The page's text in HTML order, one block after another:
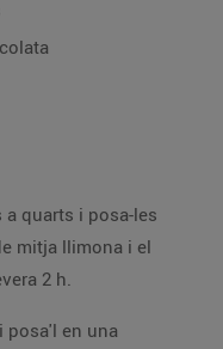
a quarts i posa-les
mitja llimona i el
nevera 2 h.
posa'l en una